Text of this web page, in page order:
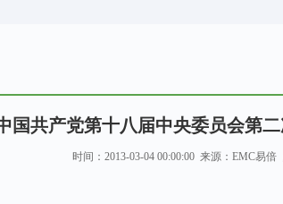
国共产党第十八届中央委员会第
时间：2013-03-04 00:00:00 来源：EMC易倍